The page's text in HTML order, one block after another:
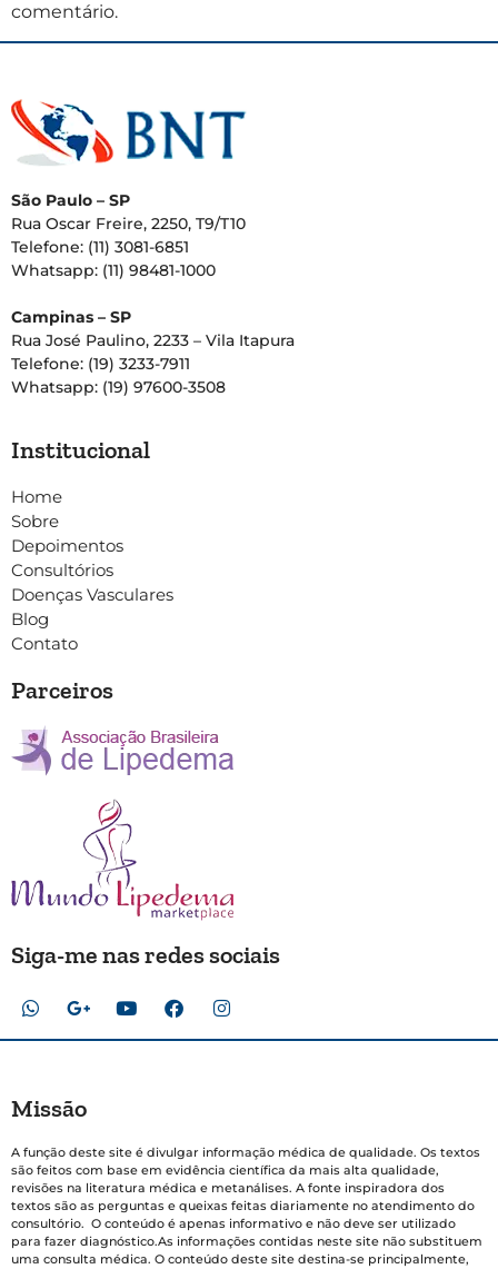
comentário.
São Paulo – SP
Rua Oscar Freire, 2250, T9/T10
Telefone: (11) 3081-6851
Whatsapp: (11) 98481-1000
Campinas – SP
Rua José Paulino, 2233 – Vila Itapura
Telefone: (19) 3233-7911
Whatsapp: (19) 97600-3508
Institucional
Home
Sobre
Depoimentos
Consultórios
Doenças Vasculares
Blog
Contato
Parceiros
Siga-me nas redes sociais
Missão
A função deste site é divulgar informação médica de qualidade. Os textos
são feitos com base em evidência científica da mais alta qualidade,
revisões na literatura médica e metanálises. A fonte inspiradora dos
textos são as perguntas e queixas feitas diariamente no atendimento do
consultório. O conteúdo é apenas informativo e não deve ser utilizado
para fazer diagnóstico.As informações contidas neste site não substituem
uma consulta médica. O conteúdo deste site destina-se principalmente,